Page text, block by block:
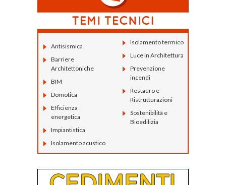
Antisismica
Barriere
Architettoniche
BIM
Domotica
Efficienza
energetica
Impiantistica
Isolamento acustico
Isolamento termico
Luce in Architettura
Prevenzione
incendi
Restauro e
Ristrutturazioni
Sostenibilità e
Bioedilizia